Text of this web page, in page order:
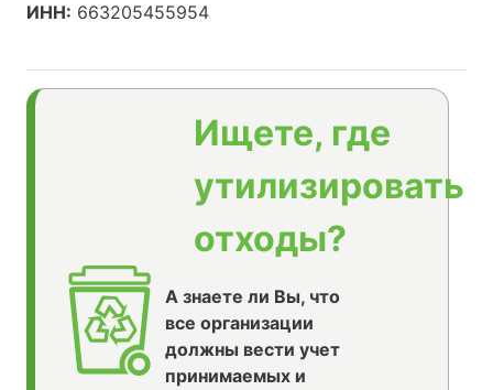
ИНН: 663205455954
Ищете, где
утилизировать
отходы?
А знаете ли Вы, что
все организации
должны вести учет
принимаемых и